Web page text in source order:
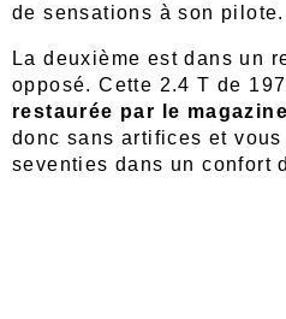
de sensations à son pilote.
La deuxième est dans un
opposé. Cette 2.4 T de
restaurée par le
donc sans artifices et
seventies dans un confort